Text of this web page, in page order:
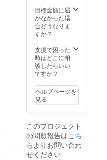
2026.3
まで ・
指定の
させて
頂きま
す。
目標金額に届
かなかった場
合どうなりま
すか？
支援で困った
時はどこに相
談したらいい
ですか？
ヘルプページを
見る
このプロジェクト
の問題報告はこち
らよりお問い合わ
せください